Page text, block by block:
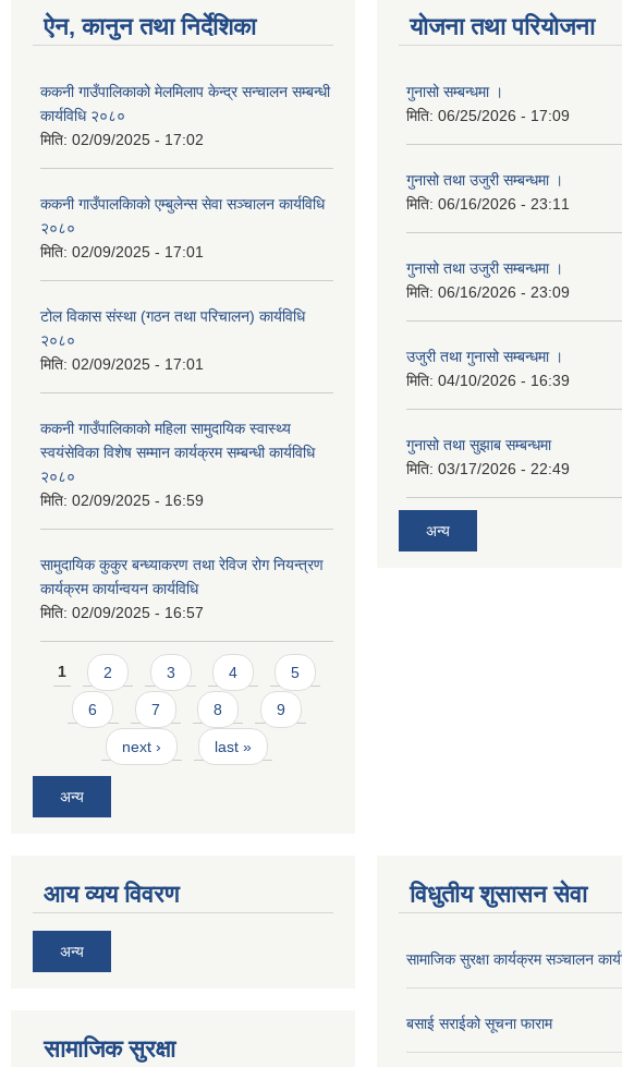
ऐन, कानुन तथा निर्देशिका
ककनी गाउँपालिकाको मेलमिलाप केन्द्र सन्चालन सम्बन्धी
कार्यविधि २०८०
मिति: 02/09/2025 - 17:02
ककनी गाउँपालकािको एम्बुलेन्स सेवा सञ्चालन कार्यविधि
२०८०
मिति: 02/09/2025 - 17:01
टोल विकास संस्था (गठन तथा परिचालन) कार्यविधि
२०८०
मिति: 02/09/2025 - 17:01
ककनी गाउँपालिकाको महिला सामुदायिक स्वास्थ्य
स्वयंसेविका विशेष सम्मान कार्यक्रम सम्बन्धी कार्यविधि
२०८०
मिति: 02/09/2025 - 16:59
सामुदायिक कुकुर बन्ध्याकरण तथा रेविज रोग नियन्त्रण
कार्यक्रम कार्यान्वयन कार्यविधि
मिति: 02/09/2025 - 16:57
Pages
1 2 3 4 5
6 7 8 9
next › last »
अन्य
योजना तथा परियोजना
गुनासो सम्बन्धमा ।
मिति: 06/25/2026 - 17:09
गुनासो तथा उजुरी सम्बन्धमा ।
मिति: 06/16/2026 - 23:11
गुनासो तथा उजुरी सम्बन्धमा ।
मिति: 06/16/2026 - 23:09
उजुरी तथा गुनासो सम्बन्धमा ।
मिति: 04/10/2026 - 16:39
गुनासो तथा सुझाब सम्बन्धमा
मिति: 03/17/2026 - 22:49
अन्य
आय व्यय विवरण
अन्य
सामाजिक सुरक्षा
विधुतीय शुसासन सेवा
सामाजिक सुरक्षा कार्यक्रम सञ्चालन
बसाई सराईको सूचना फाराम